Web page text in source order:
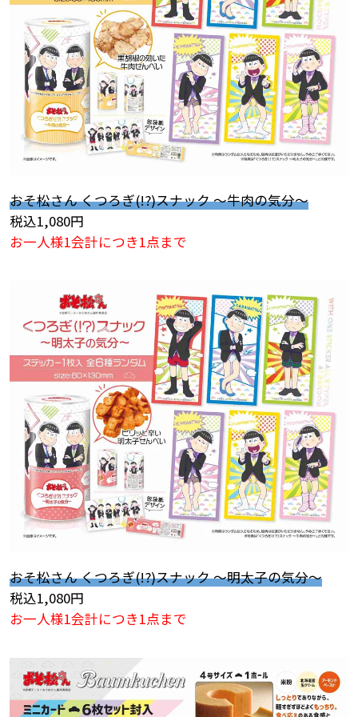
おそ松さん くつろぎ(!?)スナック ～牛肉の気分～
税込1,080円
お一人様1会計につき1点まで
おそ松さん くつろぎ(!?)スナック ～明太子の気分～
税込1,080円
お一人様1会計につき1点まで